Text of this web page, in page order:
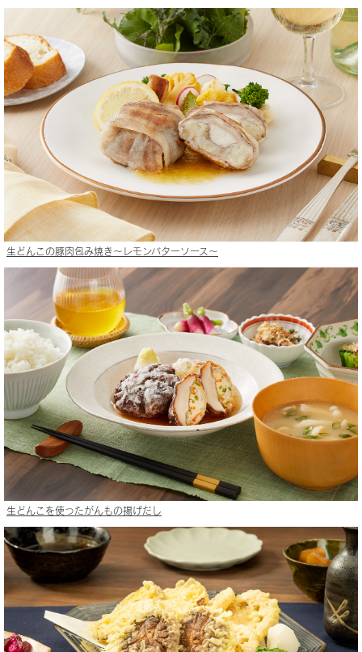
生どんこの豚肉包み焼き〜レモンバターソース〜
生どんこを使ったがんもの揚げだし